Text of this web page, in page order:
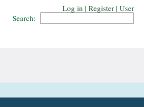
Log in | Register | User
Search: